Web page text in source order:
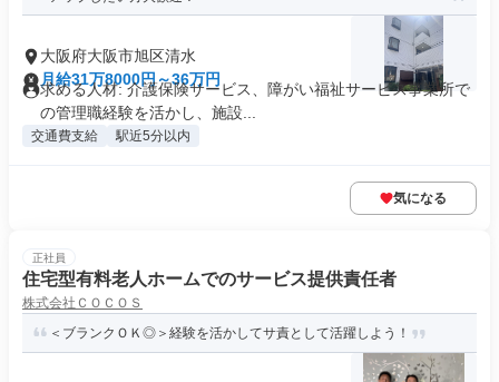
大阪府大阪市旭区清水
月給31万8000円～36万円
求める人材: 介護保険サービス、障がい福祉サービス事業所で
の管理職経験を活かし、施設...
交通費支給 駅近5分以内
気になる
正社員
住宅型有料老人ホームでのサービス提供責任者
株式会社ＣＯＣＯＳ
＜ブランクＯＫ◎＞経験を活かしてサ責として活躍しよう！